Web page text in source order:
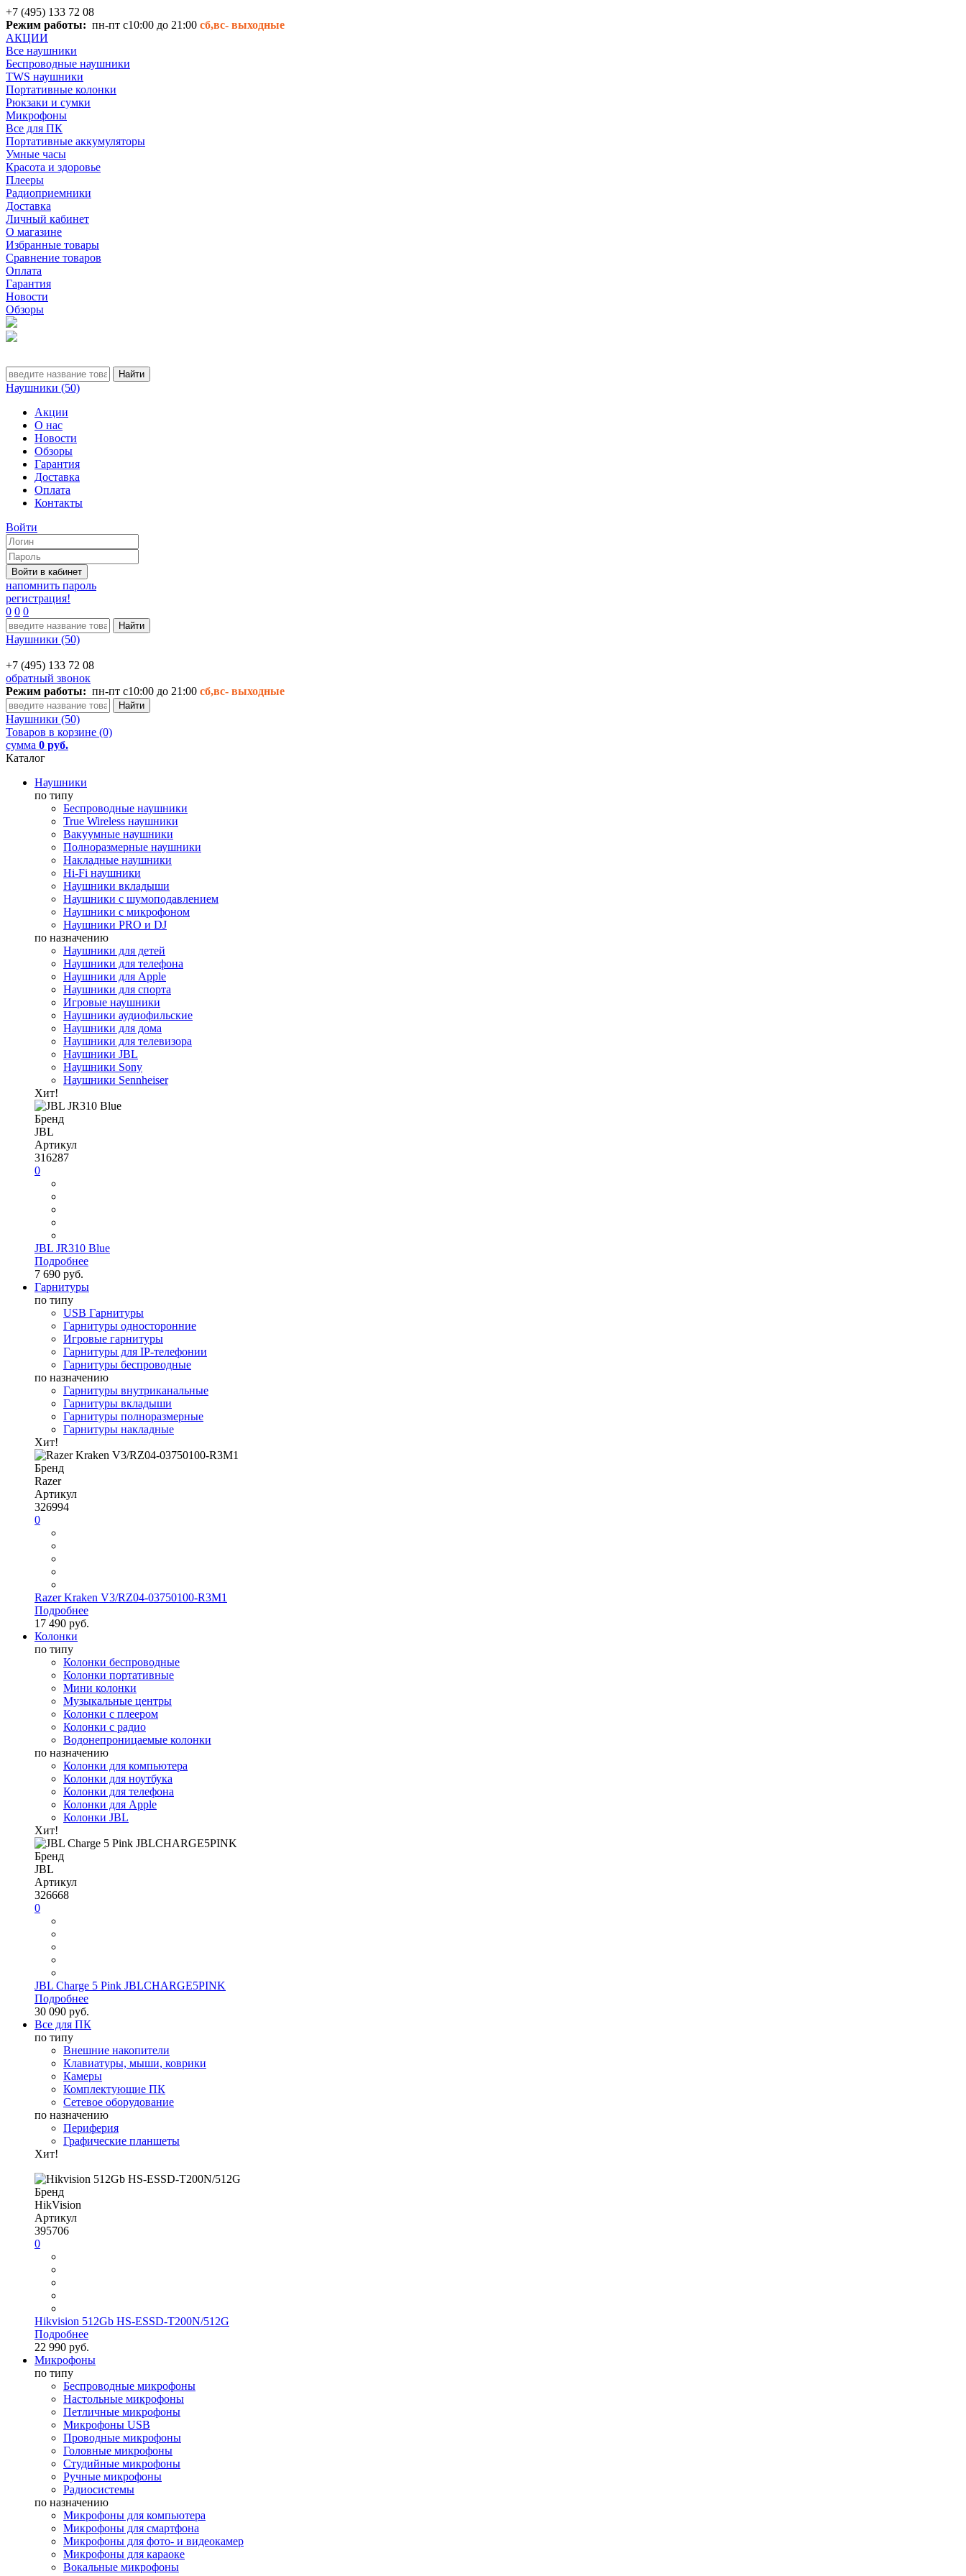
+7 (495) 133 72 08
Режим работы: пн-пт с10:00 до 21:00 сб,вс- выходные
АКЦИИ
Все наушники
Беспроводные наушники
TWS наушники
Портативные колонки
Рюкзаки и сумки
Микрофоны
Все для ПК
Портативные аккумуляторы
Умные часы
Красота и здоровье
Плееры
Радиоприемники
Доставка
Личный кабинет
О магазине
Избранные товары
Сравнение товаров
Оплата
Гарантия
Новости
Обзоры
Наушники (50)
Акции
О нас
Новости
Обзоры
Гарантия
Доставка
Оплата
Контакты
Войти
напомнить пароль
регистрация!
0 0 0
Наушники (50)
+7 (495) 133 72 08
обратный звонок
Режим работы: пн-пт с10:00 до 21:00 сб,вс- выходные
Наушники (50)
Товаров в корзине (0)
сумма 0 руб.
Каталог
Наушники
по типу
Беспроводные наушники
True Wireless наушники
Вакуумные наушники
Полноразмерные наушники
Накладные наушники
Hi-Fi наушники
Наушники вкладыши
Наушники с шумоподавлением
Наушники с микрофоном
Наушники PRO и DJ
по назначению
Наушники для детей
Наушники для телефона
Наушники для Apple
Наушники для спорта
Игровые наушники
Наушники аудиофильские
Наушники для дома
Наушники для телевизора
Наушники JBL
Наушники Sony
Наушники Sennheiser
Хит!
Бренд
JBL
Артикул
316287
0
JBL JR310 Blue
Подробнее
7 690 руб.
Гарнитуры
по типу
USB Гарнитуры
Гарнитуры односторонние
Игровые гарнитуры
Гарнитуры для IP-телефонии
Гарнитуры беспроводные
по назначению
Гарнитуры внутриканальные
Гарнитуры вкладыши
Гарнитуры полноразмерные
Гарнитуры накладные
Хит!
Бренд
Razer
Артикул
326994
0
Razer Kraken V3/RZ04-03750100-R3M1
Подробнее
17 490 руб.
Колонки
по типу
Колонки беспроводные
Колонки портативные
Мини колонки
Музыкальные центры
Колонки с плеером
Колонки с радио
Водонепроницаемые колонки
по назначению
Колонки для компьютера
Колонки для ноутбука
Колонки для телефона
Колонки для Apple
Колонки JBL
Хит!
Бренд
JBL
Артикул
326668
0
JBL Charge 5 Pink JBLCHARGE5PINK
Подробнее
30 090 руб.
Все для ПК
по типу
Внешние накопители
Клавиатуры, мыши, коврики
Камеры
Комплектующие ПК
Сетевое оборудование
по назначению
Периферия
Графические планшеты
Хит!
Бренд
HikVision
Артикул
395706
0
Hikvision 512Gb HS-ESSD-T200N/512G
Подробнее
22 990 руб.
Микрофоны
по типу
Беспроводные микрофоны
Настольные микрофоны
Петличные микрофоны
Микрофоны USB
Проводные микрофоны
Головные микрофоны
Студийные микрофоны
Ручные микрофоны
Радиосистемы
по назначению
Микрофоны для компьютера
Микрофоны для смартфона
Микрофоны для фото- и видеокамер
Микрофоны для караоке
Вокальные микрофоны